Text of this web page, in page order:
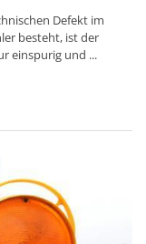
Defekt im
besteht, ist der
einspurig und ...